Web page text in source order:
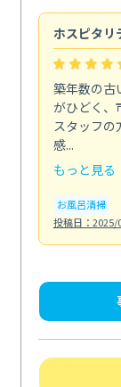
ホスピタリ
築年数の古
がひどく、
スタッフ
感...
もっと見る
お風呂清掃
投稿日：2025/